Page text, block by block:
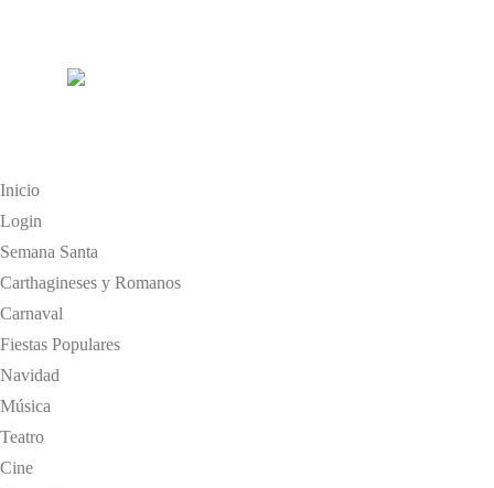
Inicio
Login
Semana Santa
Carthagineses y Romanos
Carnaval
Fiestas Populares
Navidad
Música
Teatro
Cine